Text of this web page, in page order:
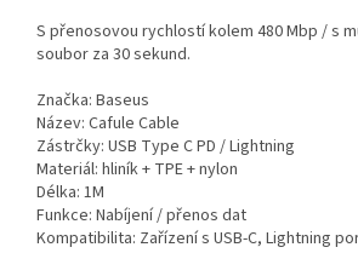
S přenosovou rychlostí kolem 480 Mbp / s
soubor za 30 sekund.
Značka: Baseus
Název: Cafule Cable
Zástrčky: USB Type C PD / Lightning
Materiál: hliník + TPE + nylon
Délka: 1M
Funkce: Nabíjení / přenos dat
Kompatibilita: Zařízení s USB-C, Lightning